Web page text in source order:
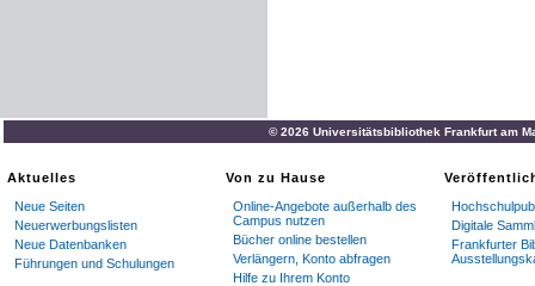
© 2026 Universitätsbibliothek Frankfurt am
Aktuelles
Neue Seiten
Neuerwerbungslisten
Neue Datenbanken
Führungen und Schulungen
Von zu Hause
Online-Angebote außerhalb des
Campus nutzen
Bücher online bestellen
Verlängern, Konto abfragen
Hilfe zu Ihrem Konto
Digitale
Frankfurter